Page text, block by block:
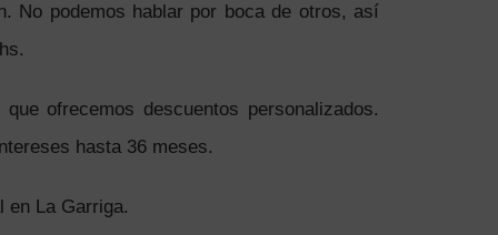
No podemos hablar por boca de otros, así
ofrecemos descuentos personalizados.
hasta 36 meses.
en La Garriga.